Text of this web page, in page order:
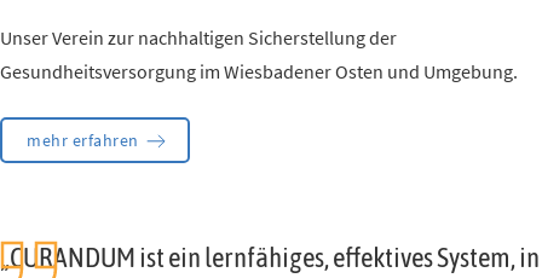
Unser Verein zur nachhaltigen Sicherstellung der
Gesundheitsversorgung im Wiesbadener Osten und Umgebung.
mehr erfahren
„CURANDUM ist ein lernfähiges, effektives System, in